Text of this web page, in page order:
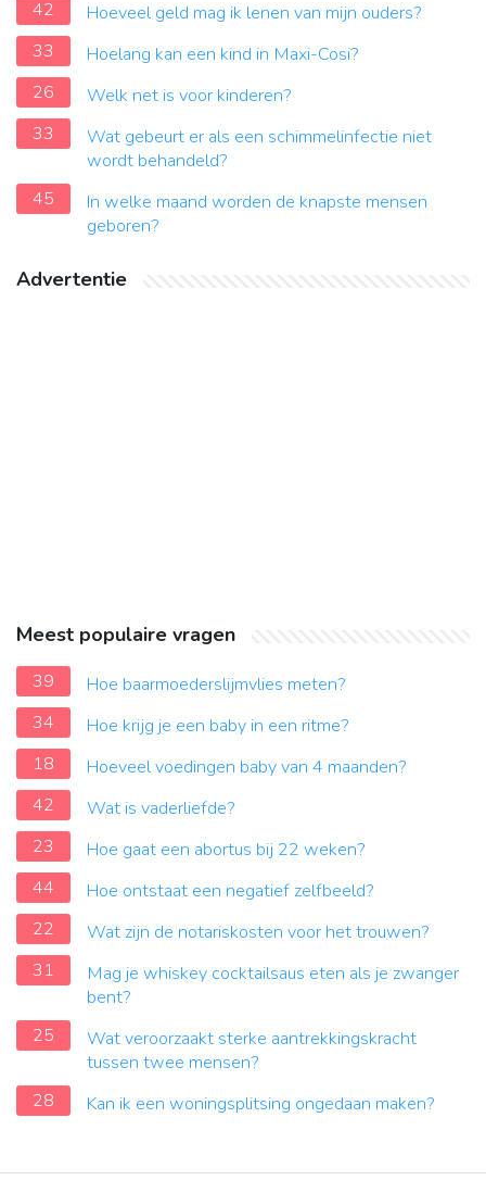
42
Hoeveel geld mag ik lenen van mijn ouders?
33
Hoelang kan een kind in Maxi-Cosi?
26
Welk net is voor kinderen?
33
Wat gebeurt er als een schimmelinfectie niet
wordt behandeld?
45
In welke maand worden de knapste mensen
geboren?
Advertentie
Meest populaire vragen
39
Hoe baarmoederslijmvlies meten?
34
Hoe krijg je een baby in een ritme?
18
Hoeveel voedingen baby van 4 maanden?
42
Wat is vaderliefde?
23
Hoe gaat een abortus bij 22 weken?
44
Hoe ontstaat een negatief zelfbeeld?
22
Wat zijn de notariskosten voor het trouwen?
31
Mag je whiskey cocktailsaus eten als je zwanger
bent?
25
Wat veroorzaakt sterke aantrekkingskracht
tussen twee mensen?
28
Kan ik een woningsplitsing ongedaan maken?